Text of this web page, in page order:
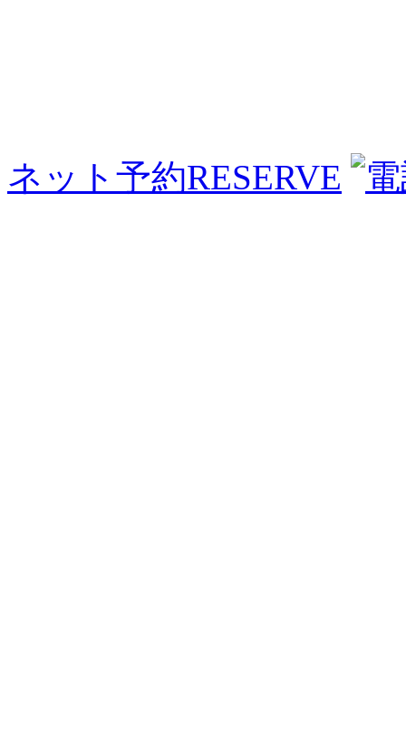
ネット予約RESERVE